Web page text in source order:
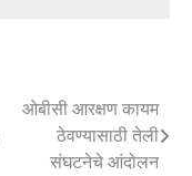
ओबीसी आरक्षण कायम
ठेवण्यासाठी तेली
संघटनेचे आंदोलन